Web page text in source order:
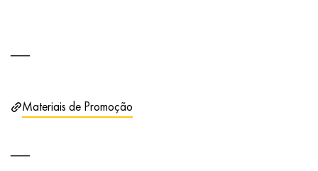
Materiais de Promoção